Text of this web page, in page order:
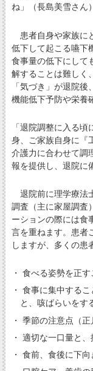
ね」（長島美雪さん
患者自身や家族に
低下して起こる嚥下
食事量の低下にして
解することは難しく
「気づき」が退院
機能低下予防や栄養
「退院調整に入る
身、ご家族自身に『
介護力に合わせて調
報を提供し、退院に
退院前に理学療法
調査（主に家屋調査
ーションの際には食
言を重ねます。患者
しますが、多くの患
・ 食べる姿勢を正す
・ 食事に集中する
と、咳ばらいをす
・ 季節の注意点（
・ 適切な一口量と
・ 食前、食後に下